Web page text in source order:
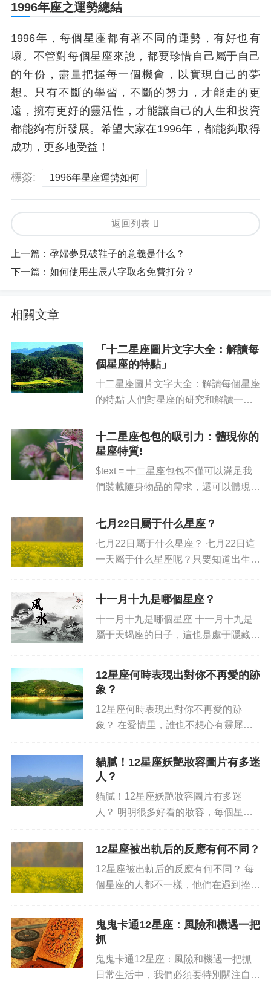
1996年座之運勢總結
1996年，每個星座都有著不同的運勢，有好也有
壞。不管對每個星座來說，都要珍惜自己屬于自己
的年份，盡量把握每一個機會，以實現自己的夢
想。只有不斷的學習，不斷的努力，才能走的更
遠，擁有更好的靈活性，才能讓自己的人生和投資
都能夠有所發展。希望大家在1996年，都能夠取得
成功，更多地受益！
標簽: 1996年星座運勢如何
返回列表
上一篇： 孕婦夢見破鞋子的意義是什么？
下一篇： 如何使用生辰八字取名免費打分？
相關文章
「十二星座圖片文字大全：解讀每
個星座的特點」
十二星座圖片文字大全：解讀每個星座
的特點 人們對星座的研究和解讀一直
的性格特點，想要研究和理解星座的特
點，從星座圖片和文字說明入手也是一
十二星座包包的吸引力：體現你的
星座特質!
$text = 十二星座包包不僅可以滿足我
們裝載隨身物品的需求，還可以體現出
包，都可以從內部設計到外觀圖案，以
們的更新潮裝扮提供添加...
七月22日屬于什么星座？
七月22日屬于什么星座？ 七月22日這
一天屬于什么星座呢？只要知道出生日
呢？ 七月22日出生的人屬于獅子座。
獅子座位于夏季，位于夏...
十一月十九是哪個星座？
十一月十九是哪個星座 十一月十九是
屬于天蝎座的日子，這也是處于隱藏的
先驅。 天蝎座的日子充滿著活力，這
也是理性的體現，也很重視...
12星座何時表現出對你不再愛的跡
象？
12星座何時表現出對你不再愛的跡
象？ 在愛情里，誰也不想心有靈犀的
常，很多時候，你在談戀愛時忽視了另
一半的暗示，以及一些明顯而有可能出
貓膩！12星座妖艷妝容圖片有多迷
人？
貓膩！12星座妖艷妝容圖片有多迷
人？ 明明很多好看的妝容，每個星座
心和考究，把自己櫥窗里的樣子精心挑
何關系。尤其是最新的“貓膩！1...
12星座被出軌后的反應有何不同？
12星座被出軌后的反應有何不同？ 每
個星座的人都不一樣，他們在遇到挫折
會各有不同。下面將分別介紹各個星座
出軌后的反應特點。 雙魚座...
鬼鬼卡通12星座：風險和機遇一把
抓
鬼鬼卡通12星座：風險和機遇一把抓
日常生活中，我們必須要特別關注自